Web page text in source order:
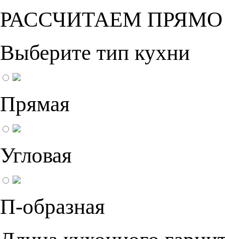
РАССЧИТАЕМ
Выберите тип кухни
Прямая
Угловая
П-образная